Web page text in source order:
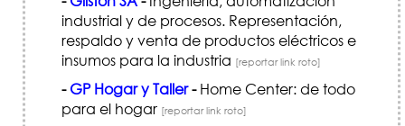
industrial y de procesos. Representación,
respaldo y venta de productos eléctricos e
insumos para la industria [reportar link roto]
- GP Hogar y Taller-Home Center: de todo
para el hogar [reportar link roto]